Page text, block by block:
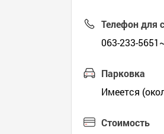
Телефон для
063-233-
Парковка
Имеется
Стоимость